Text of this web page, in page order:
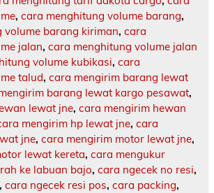
, cara menghitung volume barang,
volume barang kiriman, cara
jalan, cara menghitung volume jalan
volume kubikasi, cara
talud, cara mengirim barang lewat
barang lewat kargo pesawat,
lewat jne, cara mengirim hewan
mengirim hp lewat jne, cara
jne, cara mengirim motor lewat jne,
lewat kereta, cara mengukur
ke labuan bajo, cara ngecek no resi,
, cara ngecek resi pos, cara packing,